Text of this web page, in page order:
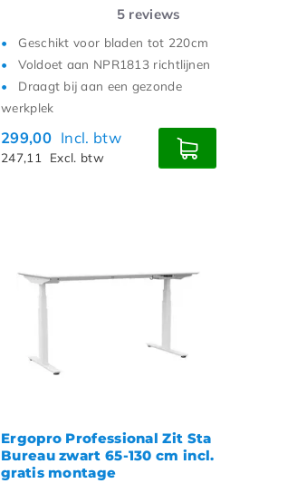
5 reviews
Geschikt voor bladen tot 220cm
Voldoet aan NPR1813 richtlijnen
Draagt bij aan een gezonde
werkplek
299,00 Incl. btw
247,11 Excl. btw
Ergopro Professional Zit Sta
Bureau zwart 65-130 cm incl.
gratis montage